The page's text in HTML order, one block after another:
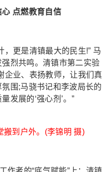
点燃教育自信
更是清镇最大的民生!” 马
烈共鸣。清镇市第二实验
企业、表扬教师，让我们真
围;马骁书记和李波局长的
发展的‘强心剂’。”
搬到户外。(李锦明 摄)